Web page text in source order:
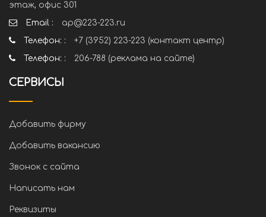
этаж, офис 301
Email :
ap@223-223.ru
Телефон: :
+7 (3952) 223-223 (контакт центр)
Телефон: :
206-788 (реклама на сайте)
СЕРВИСЫ
Добавить фирму
Добавить вакансию
Звонок с сайта
Написать нам
Реквизиты